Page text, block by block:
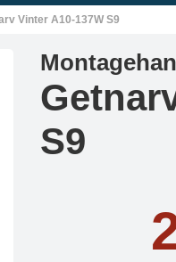
Vinter A10-137W S9
S9